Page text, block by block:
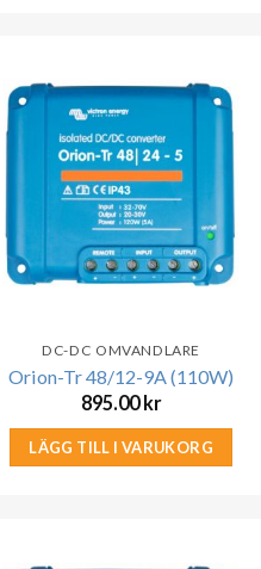
DC-DC OMVANDLARE
Orion-Tr 48/12-9A (110W)
895.00kr
LÄGG TILL I VARUKORG